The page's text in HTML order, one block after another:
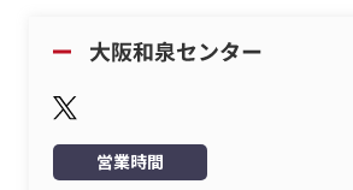
営業時間